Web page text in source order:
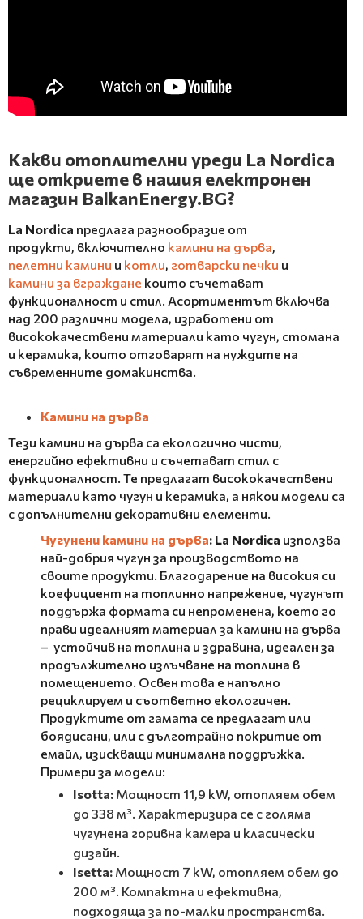
Какви отоплителни уреди La Nordica
ще откриете в нашия електронен
магазин BalkanЕnergy.BG?
La Nordica предлага разнообразие от
продукти, включително камини на дърва,
пелетни камини и котли, готварски печки и
камини за вграждане които съчетават
функционалност и стил. Асортиментът включва
над 200 различни модела, изработени от
висококачествени материали като чугун, стомана
и керамика, които отговарят на нуждите на
съвременните домакинства.
Камини на дърва
Тези камини на дърва са екологично чисти,
енергийно ефективни и съчетават стил с
функционалност. Те предлагат висококачествени
материали като чугун и керамика, а някои модели са
с допълнителни декоративни елементи.
Чугунени камини на дърва: La Nordica използва
най-добрия чугун за производството на
своите продукти. Благодарение на високия си
коефициент на топлинно напрежение, чугунът
поддържа формата си непроменена, което го
прави идеалният материал за камини на дърва
– устойчив на топлина и здравина, идеален за
продължително излъчване на топлина в
помещението. Освен това е напълно
рециклируем и съответно екологичен.
Продуктите от гамата се предлагат или
боядисани, или с дълготрайно покритие от
емайл, изискващи минимална поддръжка.
Примери за модели:
Isotta: Мощност 11,9 kW, отопляем обем
до 338 м³. Характеризира се с голяма
чугунена горивна камера и класически
дизайн.
Isetta: Мощност 7 kW, отопляем обем до
200 м³. Компактна и ефективна,
подходяща за по-малки пространства.